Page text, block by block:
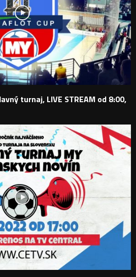
turnaj, LIVE STREAM od 8:00,